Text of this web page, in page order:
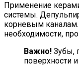
Применение
системы.
корневым
необходимости,
Важно! Зубы,
поверхности